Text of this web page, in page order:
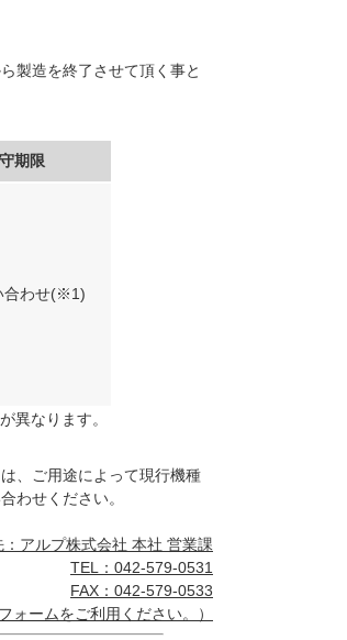
製造を終了させて頂く事と
期限
合わせ(※1)
異なります。
、ご用途によって現行機種
わせください。
アルプ株式会社 本社 営業課
TEL：042-579-0531
FAX：042-579-0533
ォームをご利用ください。）